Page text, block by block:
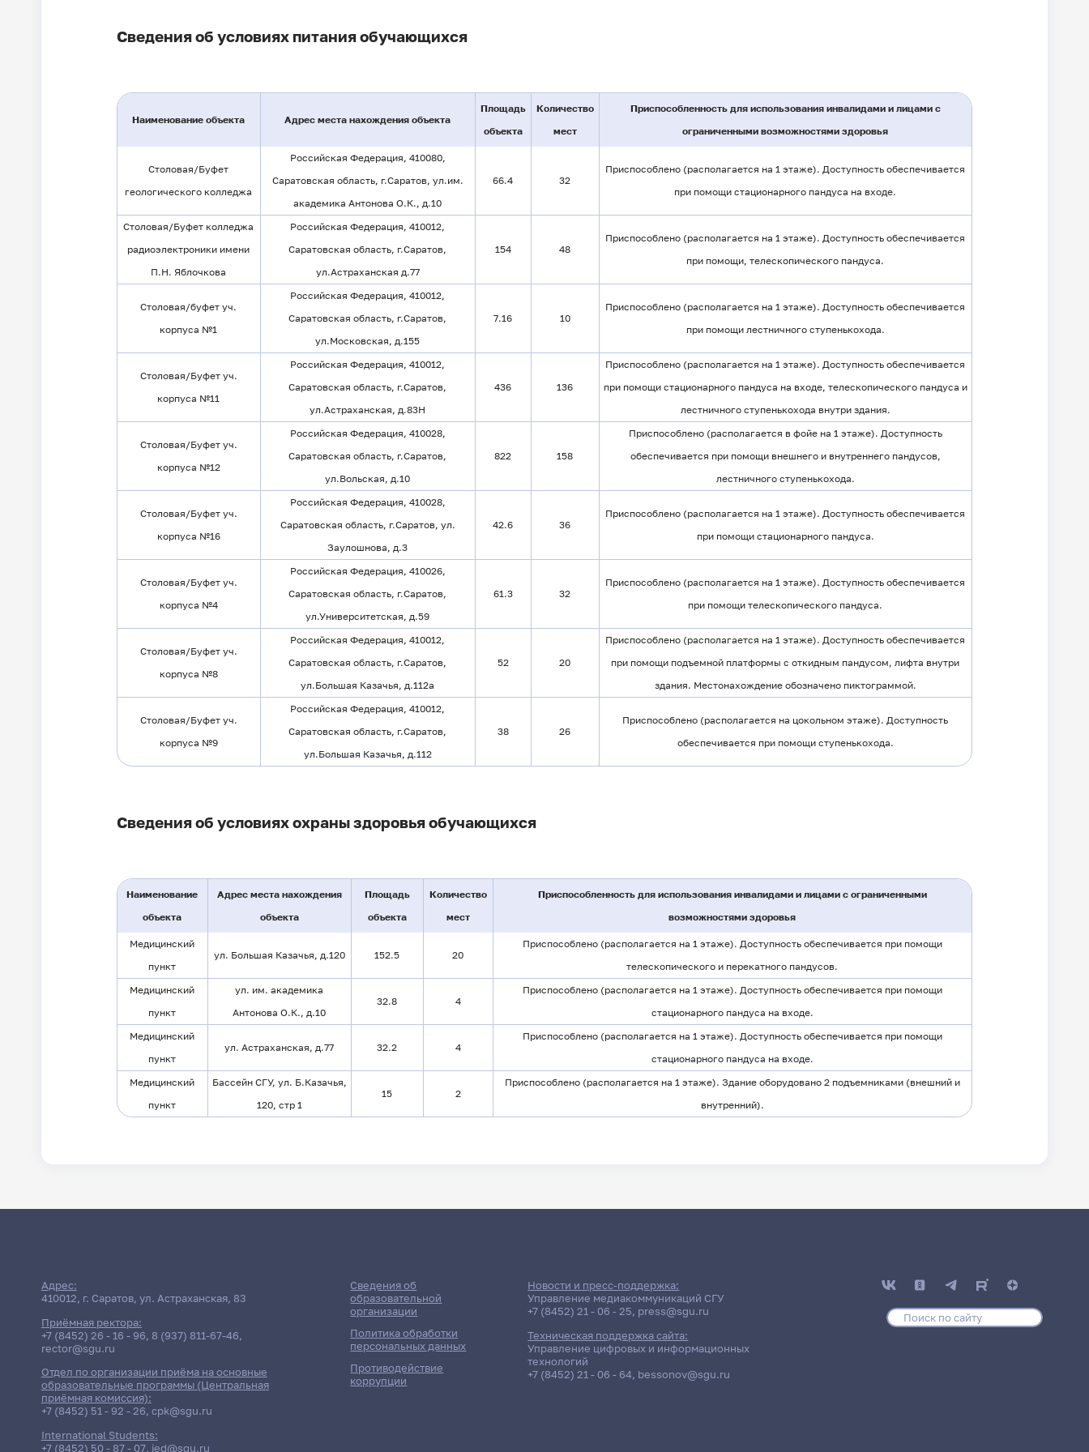
Сведения об условиях питания обучающихся
Наименование объекта Адрес места нахождения объекта
Площадь
объекта
Количество
мест
Приспособленность для использования инвалидами и лицами с
ограниченными возможностями здоровья
Столовая/Буфет
геологического колледжа
Российская Федерация, 410080,
Саратовская область, г.Саратов, ул.им.
академика Антонова О.К., д.10
66.4 32
Приспособлено (располагается на 1 этаже). Доступность обеспечивается
при помощи стационарного пандуса на входе.
Столовая/Буфет колледжа
радиоэлектроники имени
П.Н. Яблочкова
Российская Федерация, 410012,
Саратовская область, г.Саратов,
ул.Астраханская д.77
154 48
Приспособлено (располагается на 1 этаже). Доступность обеспечивается
при помощи, телескопического пандуса.
Столовая/буфет уч.
корпуса №1
Российская Федерация, 410012,
Саратовская область, г.Саратов,
ул.Московская, д.155
7.16 10
Приспособлено (располагается на 1 этаже). Доступность обеспечивается
при помощи лестничного ступенькохода.
Столовая/Буфет уч.
корпуса №11
Российская Федерация, 410012,
Саратовская область, г.Саратов,
ул.Астраханская, д.83Н
436 136
Приспособлено (располагается на 1 этаже). Доступность обеспечивается
при помощи стационарного пандуса на входе, телескопического пандуса и
лестничного ступенькохода внутри здания.
Столовая/Буфет уч.
корпуса №12
Российская Федерация, 410028,
Саратовская область, г.Саратов,
ул.Вольская, д.10
822 158
Приспособлено (располагается в фойе на 1 этаже). Доступность
обеспечивается при помощи внешнего и внутреннего пандусов,
лестничного ступенькохода.
Столовая/Буфет уч.
корпуса №16
Российская Федерация, 410028,
Саратовская область, г.Саратов, ул.
Заулошнова, д.3
42.6 36
Приспособлено (располагается на 1 этаже). Доступность обеспечивается
при помощи стационарного пандуса.
Столовая/Буфет уч.
корпуса №4
Российская Федерация, 410026,
Саратовская область, г.Саратов,
ул.Университетская, д.59
61.3 32
Приспособлено (располагается на 1 этаже). Доступность обеспечивается
при помощи телескопического пандуса.
Столовая/Буфет уч.
корпуса №8
Российская Федерация, 410012,
Саратовская область, г.Саратов,
ул.Большая Казачья, д.112а
52 20
Приспособлено (располагается на 1 этаже). Доступность обеспечивается
при помощи подъемной платформы с откидным пандусом, лифта внутри
здания. Местонахождение обозначено пиктограммой.
Столовая/Буфет уч.
корпуса №9
Российская Федерация, 410012,
Саратовская область, г.Саратов,
ул.Большая Казачья, д.112
38 26
Приспособлено (располагается на цокольном этаже). Доступность
обеспечивается при помощи ступенькохода.
Сведения об условиях охраны здоровья обучающихся
Наименование
объекта
Адрес места нахождения
объекта
Площадь
объекта
Количество
мест
Приспособленность для использования инвалидами и лицами с ограниченными
возможностями здоровья
Медицинский
пункт
ул. Большая Казачья, д.120 152.5 20
Приспособлено (располагается на 1 этаже). Доступность обеспечивается при помощи
телескопического и перекатного пандусов.
Медицинский
пункт
ул. им. академика
Антонова О.К., д.10
32.8 4
Приспособлено (располагается на 1 этаже). Доступность обеспечивается при помощи
стационарного пандуса на входе.
Медицинский
пункт
ул. Астраханская, д.77 32.2 4
Приспособлено (располагается на 1 этаже). Доступность обеспечивается при помощи
стационарного пандуса на входе.
Медицинский
пункт
Бассейн СГУ, ул. Б.Казачья,
120, стр 1
15 2
Приспособлено (располагается на 1 этаже). Здание оборудовано 2 подъемниками (внешний и
внутренний).
Адрес:
410012, г. Саратов, ул. Астраханская, 83
Приёмная ректора:
+7 (8452) 26 - 16 - 96, 8 (937) 811-67-46,
rector@sgu.ru
Отдел по организации приёма на основные
образовательные программы (Центральная
приёмная комиссия):
+7 (8452) 51 - 92 - 26, cpk@sgu.ru
International Students:
+7 (8452) 50 - 87 - 07, ied@sgu.ru
Сведения об
образовательной
организации
Политика обработки
персональных данных
Противодействие
коррупции
Новости и пресс-поддержка:
Управление медиакоммуникаций СГУ
+7 (8452) 21 - 06 - 25, press@sgu.ru
Техническая поддержка сайта:
Управление цифровых и информационных
технологий
+7 (8452) 21 - 06 - 64, bessonov@sgu.ru